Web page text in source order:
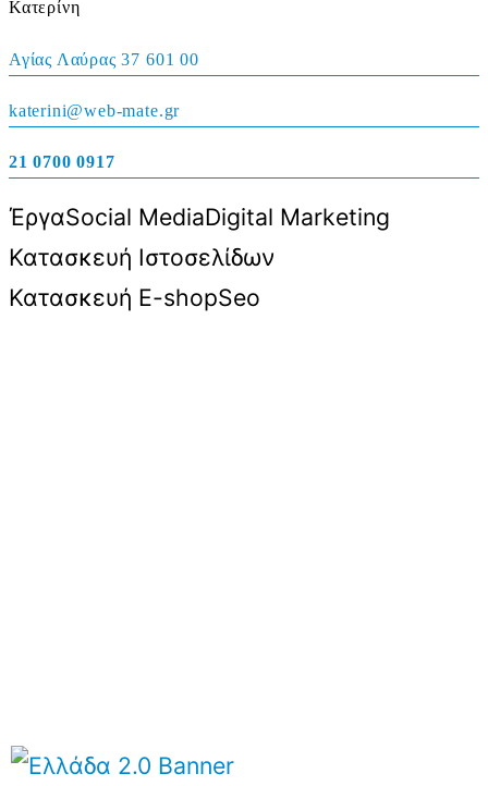
Κατερίνη
Αγίας Λαύρας 37 601 00
katerini@web-mate.gr
21 0700 0917
ΈργαSocial MediaDigital Marketing
Κατασκευή Ιστοσελίδων
Κατασκευή E-shopSeo